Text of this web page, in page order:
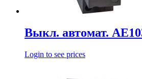
Выкл. автомат.
Login to see prices